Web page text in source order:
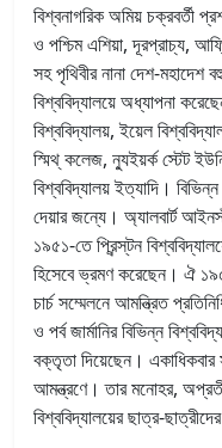
বিশ্বনাগরিক অমিয় চক্রবর্তী
ও পশ্চিম এশিয়া, দূরপ্রাচ্য,
সহ পৃথিবীর নানা দেশ-মহাদেশ
বিশ্ববিদ্যালয়ে অধ্যাপনা
বিশ্ববিদ্যালয়, ইয়েল
স্মিথ্‌ কলেজ, ন্যুইয়র্ক স্টেট
বিশ্ববিদ্যালয় ইত্যাদি।
দেয়ার জন্যে। অ্যালবার্ট
১৯৫১-তে প্রিন্স্‌টন
হিসেবে ভ্রমণ করেছেন। ঐ
চার্চ সম্মেলনে আমন্ত্রিত
ও পর্ব জার্মানির বিভিন্ন
বক্তৃতা দিয়েছেন। একাধিকবার
আমন্ত্রণে। তার মনোহর,
বিশ্ববিদ্যালয়ের ছাত্র-